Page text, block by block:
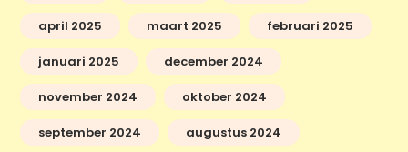
april 2025 maart 2025 februari 2025
januari 2025 december 2024
november 2024 oktober 2024
september 2024 augustus 2024